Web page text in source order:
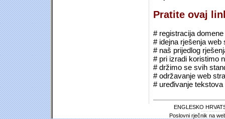
Pratite ovaj
# registracija
# idejna rješenja web
# naš prijedlog
# pri izradi koristimo
# držimo se svih
# održavanje web
# uređivanje
ENGLESKO
Poslovni rječnik na